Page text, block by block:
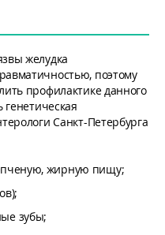
желудка
поэтому
профилактике данного
генетическая
Санкт-Петербурга
жирную пищу;
зубы;